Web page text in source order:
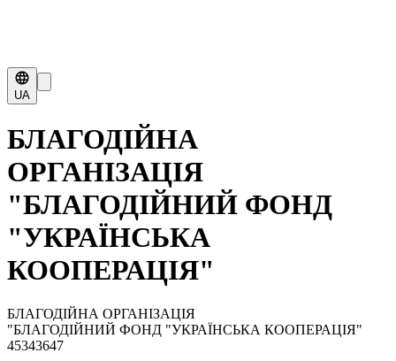
UA
БЛАГОДІЙНА
ОРГАНІЗАЦІЯ
"БЛАГОДІЙНИЙ ФОНД
"УКРАЇНСЬКА
КООПЕРАЦІЯ"
БЛАГОДІЙНА ОРГАНІЗАЦІЯ
"БЛАГОДІЙНИЙ ФОНД "УКРАЇНСЬКА КООПЕРАЦІЯ"
45343647